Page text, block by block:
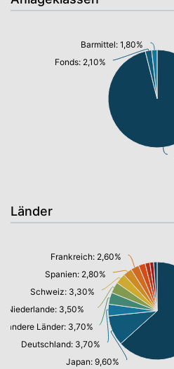
Fonds: 2,10%
Barmittel: 1,80%
Länder
Japan: 9,60%
Deutschland: 3,70%
andere Länder: 3,70%
Niederlande: 3,50%
Schweiz: 3,30%
Spanien: 2,80%
Frankreich: 2,60%